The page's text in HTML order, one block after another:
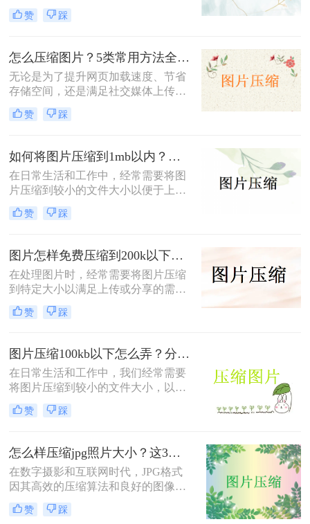
如何压缩图片大小呢？本文整理了三
种简单有效的压缩方法，助您快速压
赞 踩
怎么压缩图片？5类常用方法全解析！
无论是为了提升网页加载速度、节省
存储空间，还是满足社交媒体上传限
制，图片压缩都是高频需求。那么怎
么压缩图片呢？本文系统梳理5类主
你快速掌握压缩技巧。
赞 踩
如何将图片压缩到1mb以内？教你三种压缩方法！
在日常生活和工作中，经常需要将图
片压缩到较小的文件大小以便于上
传、分享或存储。那么如何将图片压
缩到1mb以内呢？本文将详细介绍几
赞 踩
图片怎样免费压缩到200k以下？二种压缩方法分享
在处理图片时，经常需要将图片压缩
到特定大小以满足上传或分享的需
求。那么图片怎样免费压缩到200k以
下呢？本文将介绍两种免费将图片压
赞 踩
图片压缩100kb以下怎么弄？分享4个高效压缩方法！
在日常生活和工作中，我们经常需要
将图片压缩到较小的文件大小，以便
于上传、发送或存储。将图片压缩到
100KB以下是一个常见的需求。那么
将详细介绍几种实现这一目标的方
法。
赞 踩
怎么样压缩jpg照片大小？这3种图片压缩方法一定要会！
在数字摄影和互联网时代，JPG格式
因其高效的压缩算法和良好的图像质
量而广受欢迎。然而，有时JPG照片
的大小可能过大，不便于分享、上传
赞 踩